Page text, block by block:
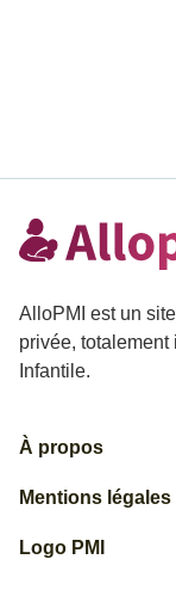
AlloPMI est un
privée,
Infantile.
À propos
Mentions légales
Logo PMI